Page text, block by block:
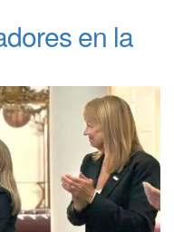
en la